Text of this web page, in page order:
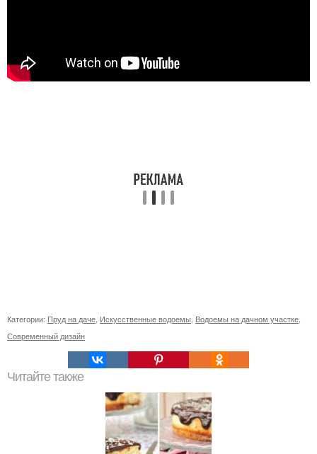
Категории: Пруд на даче Искусственные водоемы Водоемы на дачном участке
Современный дизайн
Читайте также